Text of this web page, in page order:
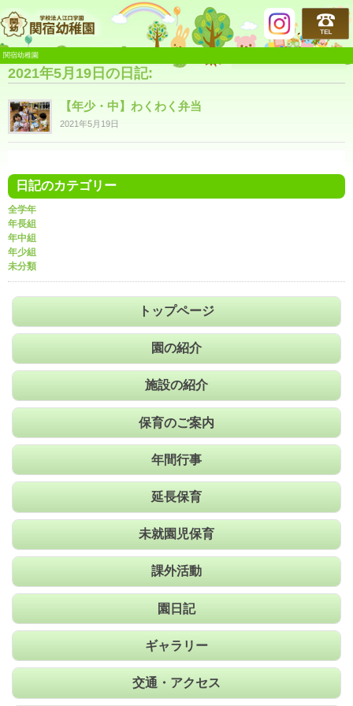
関宿幼稚園
関宿幼稚園
2021年5月19日の日記:
【年少・中】わくわく弁当
2021年5月19日
日記のカテゴリー
全学年
年長組
年中組
年少組
未分類
トップページ
園の紹介
施設の紹介
保育のご案内
年間行事
延長保育
未就園児保育
課外活動
園日記
ギャラリー
交通・アクセス